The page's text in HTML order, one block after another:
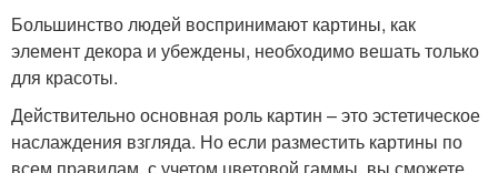
Большинство людей воспринимают картины, как
элемент декора и убеждены, необходимо вешать только
для красоты.
Действительно основная роль картин – это эстетическое
наслаждения взгляда. Но если разместить картины по
всем правилам, с учетом цветовой гаммы, вы сможете